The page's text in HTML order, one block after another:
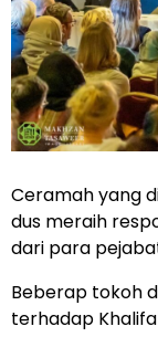
Ceramah yang
dus meraih
dari para
Beberap tokoh
terhadap